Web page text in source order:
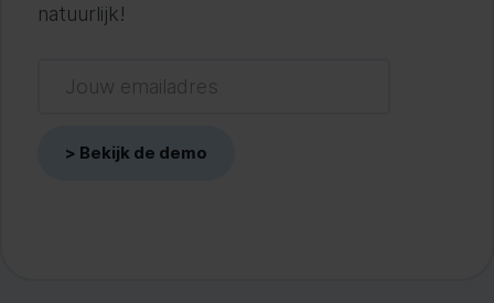
natuurlijk!